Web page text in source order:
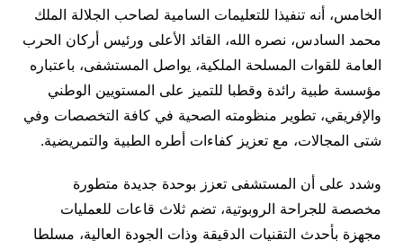
الخامس، أنه تنفيذا للتعليمات السامية لصاحب الجلالة الملك
محمد السادس، نصره الله، القائد الأعلى ورئيس أركان الحرب
العامة للقوات المسلحة الملكية، يواصل المستشفى، باعتباره
مؤسسة طبية رائدة وقطبا للتميز على المستويين الوطني
والإفريقي، تطوير منظومته الصحية في كافة التخصصات وفي
شتى المجالات، مع تعزيز كفاءات أطره الطبية والتمريضية.
وشدد على أن المستشفى تعزز بوحدة جديدة متطورة
مخصصة للجراحة الروبوتية، تضم ثلاث قاعات للعمليات
مجهزة بأحدث التقنيات الدقيقة وذات الجودة العالية، مسلطا